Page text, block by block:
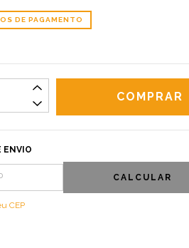
DE PAGAMENTO
ENVIO
CALCULAR
CEP